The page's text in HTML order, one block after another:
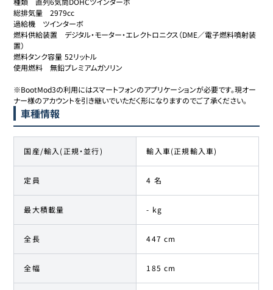
総排気量	2979cc
過給機	ツインターボ
燃料供給装置	デジタル・モーター・エレクトロニクス（DME／電子燃料噴射装
置）
燃料タンク容量	52リットル
使用燃料	無鉛プレミアムガソリン
※BootMod3の利用にはスマートフォンのアプリケーションが必要です。現オー
ナー様のアカウントを引き継いでいただく形になりますのでご了承ください。
車種情報
国産/輸入(正規・並行) 輸入車(正規輸入車)
定員 4 名
最大積載量 - kg
全長 447 cm
全幅 185 cm